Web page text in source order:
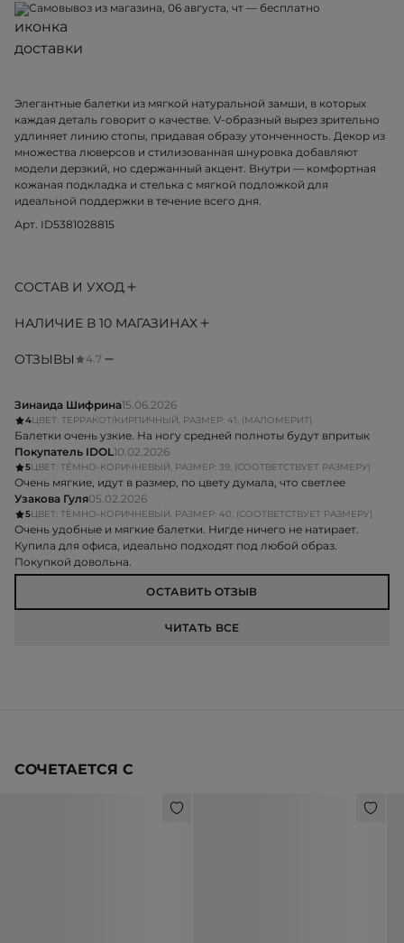
Самовывоз из магазина, 06 августа, чт — бесплатно
Элегантные балетки из мягкой натуральной замши, в которых
каждая деталь говорит о качестве. V-образный вырез зрительно
удлиняет линию стопы, придавая образу утонченность. Декор из
множества люверсов и стилизованная шнуровка добавляют
модели дерзкий, но сдержанный акцент. Внутри — комфортная
кожаная подкладка и стелька с мягкой подложкой для
идеальной поддержки в течение всего дня.
Арт. ID5381028815
СОСТАВ И УХОД
НАЛИЧИЕ В 10 МАГАЗИНАХ
ОТЗЫВЫ 4.7
Зинаида Шифрина15.06.2026
4ЦВЕТ: ТЕРРАКОТ/КИРПИЧНЫЙ, РАЗМЕР: 41, (МАЛОМЕРИТ)
Балетки очень узкие. На ногу средней полноты будут впритык
Покупатель IDOL10.02.2026
5ЦВЕТ: ТЁМНО-КОРИЧНЕВЫЙ, РАЗМЕР: 39, (СООТВЕТСТВУЕТ РАЗМЕРУ)
Очень мягкие, идут в размер, по цвету думала, что светлее
Узакова Гуля05.02.2026
5ЦВЕТ: ТЁМНО-КОРИЧНЕВЫЙ, РАЗМЕР: 40, (СООТВЕТСТВУЕТ РАЗМЕРУ)
Очень удобные и мягкие балетки. Нигде ничего не натирает.
Купила для офиса, идеально подходят под любой образ.
Покупкой довольна.
ОСТАВИТЬ ОТЗЫВ
ЧИТАТЬ ВСЕ
СОЧЕТАЕТСЯ С